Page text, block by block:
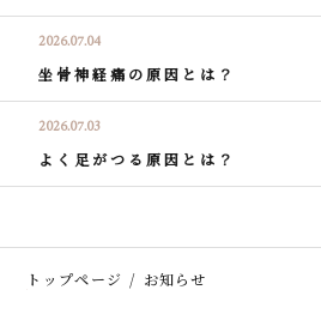
2026.07.04
坐骨神経痛の原因とは？
2026.07.03
よく足がつる原因とは？
トップページ お知らせ